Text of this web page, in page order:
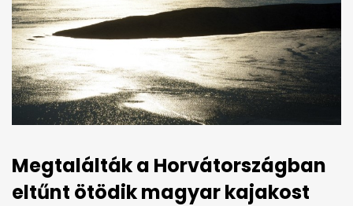
Megtalálták a Horvátországban
eltűnt ötödik magyar kajakost